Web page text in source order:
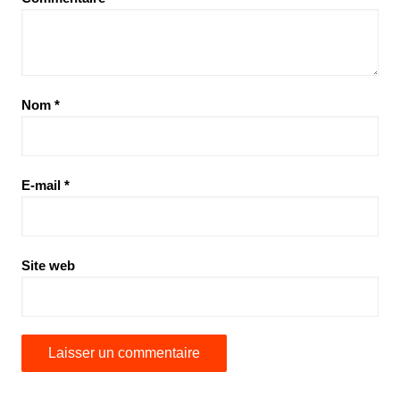
Nom *
E-mail *
Site web